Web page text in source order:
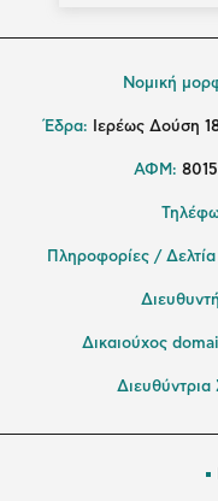
Νομική
Έδρα: Ιερέως Δούση
ΑΦΜ:
Πληροφορίες /
Δικαιούχος
Διευθύντρια